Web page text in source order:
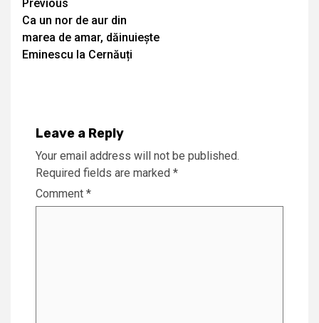
Continue
Reading
Previous
Ca un nor de aur din
marea de amar, dăinuiește
Eminescu la Cernăuți
Leave a Reply
Your email address will not be published.
Required fields are marked *
Comment *